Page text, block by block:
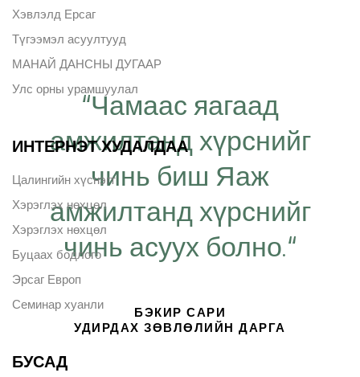
“Чамаас яагаад
амжилтанд хүрснийг
чинь биш Яаж
амжилтанд хүрснийг
чинь асуух болно.“
БЭКИР САРИ
УДИРДАХ ЗӨВЛӨЛИЙН ДАРГА
Хэвлэлд Ерсаг
Түгээмэл асуултууд
МАНАЙ ДАНСНЫ ДУГААР
Улс орны урамшуулал
ИНТЕРНЭТ ХУДАЛДАА
Цалингийн хүснэгт
Хэрэглэх нөхцөл
Хэрэглэх нөхцөл
Буцаах бодлого
Эрсаг Европ
Семинар хуанли
БУСАД